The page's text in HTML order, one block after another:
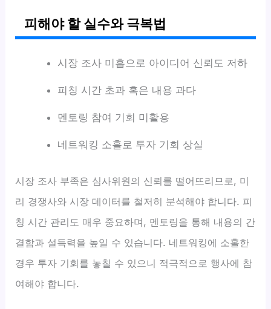
피해야 할 실수와 극복법
시장 조사 미흡으로 아이디어 신뢰도 저하
피칭 시간 초과 혹은 내용 과다
멘토링 참여 기회 미활용
네트워킹 소홀로 투자 기회 상실
시장 조사 부족은 심사위원의 신뢰를 떨어뜨리므로, 미
리 경쟁사와 시장 데이터를 철저히 분석해야 합니다. 피
칭 시간 관리도 매우 중요하며, 멘토링을 통해 내용의 간
결함과 설득력을 높일 수 있습니다. 네트워킹에 소홀한
경우 투자 기회를 놓칠 수 있으니 적극적으로 행사에 참
여해야 합니다.